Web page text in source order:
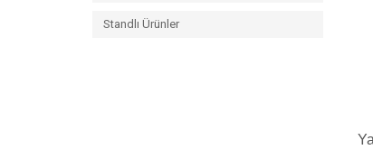
Standlı Ürünler